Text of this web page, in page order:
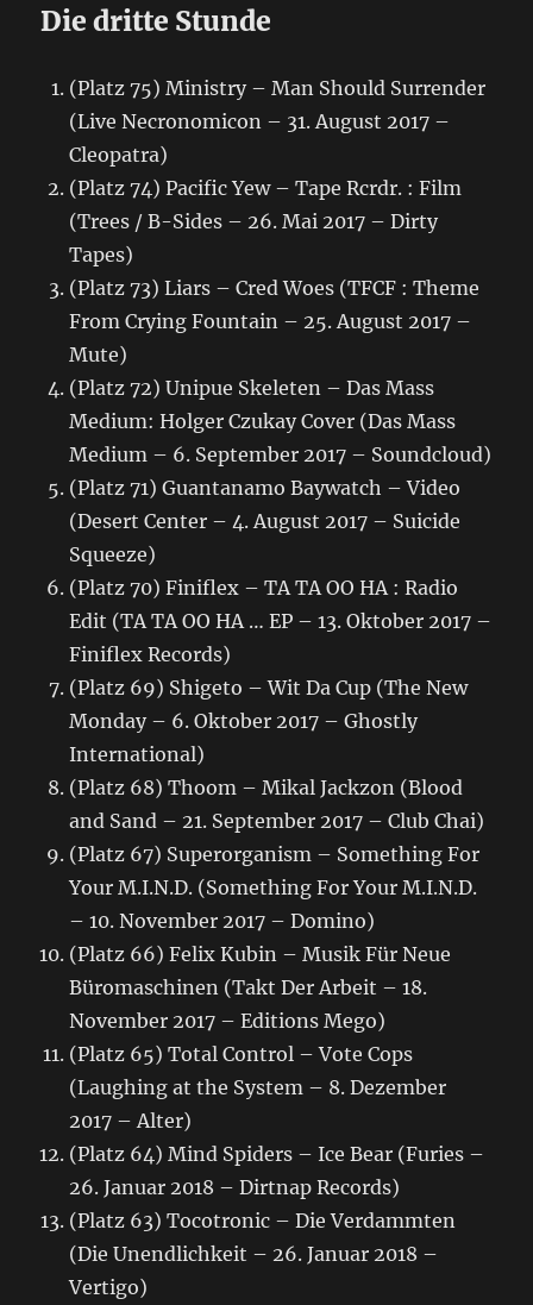
Die dritte Stunde
(Platz 75) Ministry – Man Should Surrender
(Live Necronomicon – 31. August 2017 –
Cleopatra)
(Platz 74) Pacific Yew – Tape Rcrdr. : Film
(Trees / B-Sides – 26. Mai 2017 – Dirty
Tapes)
(Platz 73) Liars – Cred Woes (TFCF : Theme
From Crying Fountain – 25. August 2017 –
Mute)
(Platz 72) Unipue Skeleten – Das Mass
Medium: Holger Czukay Cover (Das Mass
Medium – 6. September 2017 – Soundcloud)
(Platz 71) Guantanamo Baywatch – Video
(Desert Center – 4. August 2017 – Suicide
Squeeze)
(Platz 70) Finiflex – TA TA OO HA : Radio
Edit (TA TA OO HA … EP – 13. Oktober 2017 –
Finiflex Records)
(Platz 69) Shigeto – Wit Da Cup (The New
Monday – 6. Oktober 2017 – Ghostly
International)
(Platz 68) Thoom – Mikal Jackzon (Blood
and Sand – 21. September 2017 – Club Chai)
(Platz 67) Superorganism – Something For
Your M.I.N.D. (Something For Your M.I.N.D.
– 10. November 2017 – Domino)
(Platz 66) Felix Kubin – Musik Für Neue
Büromaschinen (Takt Der Arbeit – 18.
November 2017 – Editions Mego)
(Platz 65) Total Control – Vote Cops
(Laughing at the System – 8. Dezember
2017 – Alter)
(Platz 64) Mind Spiders – Ice Bear (Furies –
26. Januar 2018 – Dirtnap Records)
(Platz 63) Tocotronic – Die Verdammten
(Die Unendlichkeit – 26. Januar 2018 –
Vertigo)